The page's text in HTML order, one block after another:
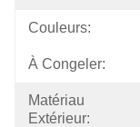
Couleurs:
À Congeler:
Matériau
Extérieur: